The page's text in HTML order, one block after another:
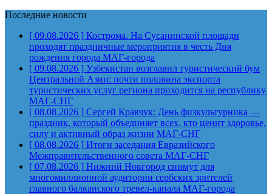
Последние новости
[ 09.08.2026 ] Кострома. На Сусанинской площади
проходят праздничные мероприятия в честь Дня
рождения города МАГ-города
[ 09.08.2026 ] Узбекистан возглавил туристический бум
Центральной Азии: почти половина экспорта
туристических услуг региона приходится на республику
МАГ-СНГ
[ 08.08.2026 ] Сергей Кравчук: День физкультурника —
праздник, который объединяет всех, кто ценит здоровье,
силу и активный образ жизни МАГ-СНГ
[ 08.08.2026 ] Итоги заседания Евразийского
Межправительственного совета МАГ-СНГ
[ 07.08.2026 ] Нижний Новгород снимут для
многомиллионной аудитории сербских зрителей
главного балканского тревел-канала МАГ-города